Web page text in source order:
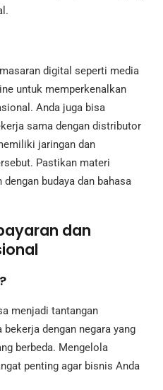
digital seperti media
untuk memperkenalkan
Anda juga bisa
sama dengan distributor
jaringan dan
Pastikan materi
budaya dan bahasa
dan
menjadi tantangan
dengan negara yang
berbeda. Mengelola
penting agar bisnis Anda